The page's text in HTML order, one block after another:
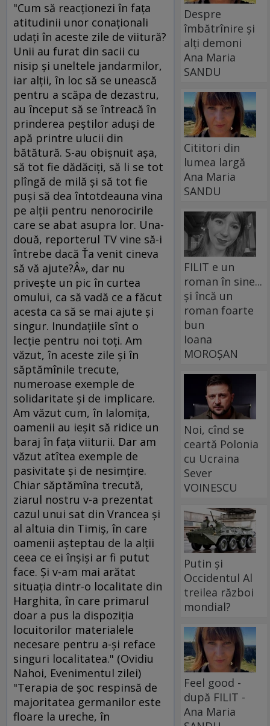
"Cum să reacţionezi în faţa
atitudinii unor conaţionali
udaţi în aceste zile de viitură?
Unii au furat din sacii cu
nisip şi uneltele jandarmilor,
iar alţii, în loc să se unească
pentru a scăpa de dezastru,
au început să se întreacă în
prinderea peştilor aduşi de
apă printre ulucii din
bătătură. S-au obişnuit aşa,
să tot fie dădăciţi, să li se tot
plîngă de milă şi să tot fie
puşi să dea întotdeauna vina
pe alţii pentru nenorocirile
care se abat asupra lor. Una-
două, reporterul TV vine să-i
întrebe dacă Ťa venit cineva
să vă ajute?Â», dar nu
priveşte un pic în curtea
omului, ca să vadă ce a făcut
acesta ca să se mai ajute şi
singur. Inundaţiile sînt o
lecţie pentru noi toţi. Am
văzut, în aceste zile şi în
săptămînile trecute,
numeroase exemple de
solidaritate şi de implicare.
Am văzut cum, în Ialomiţa,
oamenii au ieşit să ridice un
baraj în faţa viiturii. Dar am
văzut atîtea exemple de
pasivitate şi de nesimţire.
Chiar săptămîna trecută,
ziarul nostru v-a prezentat
cazul unui sat din Vrancea şi
al altuia din Timiş, în care
oamenii aşteptau de la alţii
ceea ce ei înşişi ar fi putut
face. Şi v-am mai arătat
situaţia dintr-o localitate din
Harghita, în care primarul
doar a pus la dispoziţia
locuitorilor materialele
necesare pentru a-şi reface
singuri localitatea." (Ovidiu
Nahoi, Evenimentul zilei)
"Terapia de şoc respinsă de
majoritatea germanilor este
floare la ureche, în
Despre
îmbătrînire și
alți demoni
Ana Maria
SANDU
Cititori din
lumea largă
Ana Maria
SANDU
FILIT e un
roman în sine...
și încă un
roman foarte
bun
Ioana
MOROȘAN
Noi, cînd se
ceartă Polonia
cu Ucraina
Sever
VOINESCU
Putin și
Occidentul Al
treilea război
mondial?
Feel good -
după FILIT -
Ana Maria